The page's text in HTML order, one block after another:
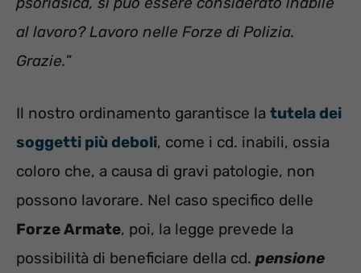
al lavoro? Lavoro nelle Forze di Polizia.
Grazie.”
Il nostro ordinamento garantisce la tutela dei
soggetti più deboli, come i cd. inabili, ossia
coloro che, a causa di gravi patologie, non
possono lavorare. Nel caso specifico delle
Forze Armate, poi, la legge prevede la
possibilità di beneficiare della cd. pensione